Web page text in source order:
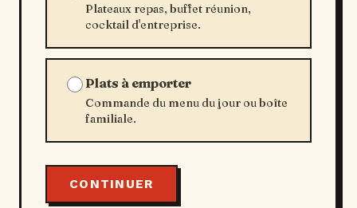
Plateaux repas, buffet réunion,
cocktail d'entreprise.
Plats à emporter
Commande du menu du jour ou boîte
familiale.
CONTINUER